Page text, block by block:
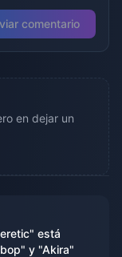
comentario
en dejar un
está
y "Akira"